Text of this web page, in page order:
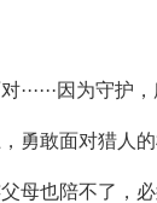
因为守护，
勇敢面对猎人的
母也陪不了，必